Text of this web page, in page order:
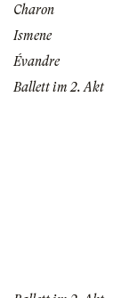
Charon
Ismene
Évandre
Ballett im 2. Akt